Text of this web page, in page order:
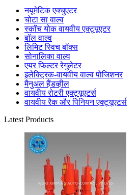
नयूमेटिक एक्चुएटर
चोटा सा वाल्व
स्कॉच योक वायवीय एक्ट्यूएटर
बॉल वाल्व
लिमिट स्विच बॉक्स
सोनालिका वाल्व
एयर फिल्टर रेगुलेटर
इलेक्ट्रिक-वायवीय वाल्व पोजिशनर
मैनुअल हैंडव्हील
वायवीय रोटरी एक्ट्यूएटर्स
वायवीय रैक और पिनियन एक्ट्यूएटर्स
Latest Products